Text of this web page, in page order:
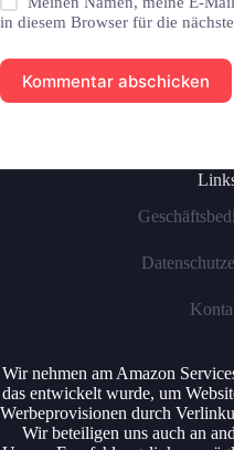
in diesem Browser für die
Kommentar abschicken
Wir nehmen am Amazon
das entwickelt wurde, um
Werbeprovisionen durch
Wir beteiligen uns auch an